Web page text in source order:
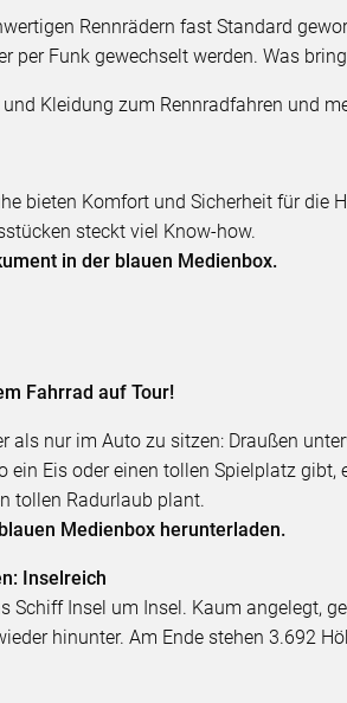
Rennrädern fast Standard
per Funk gewechselt werden. Was
Kleidung zum Rennradfahren und
bieten Komfort und Sicherheit für die
steckt viel Know-how.
in der blauen Medienbox.
Fahrrad auf Tour!
als nur im Auto zu sitzen: Draußen
ein Eis oder einen tollen Spielplatz gibt,
tollen Radurlaub plant.
Medienbox herunterladen.
Inselreich
Schiff Insel um Insel. Kaum angelegt,
hinunter. Am Ende stehen 3.692